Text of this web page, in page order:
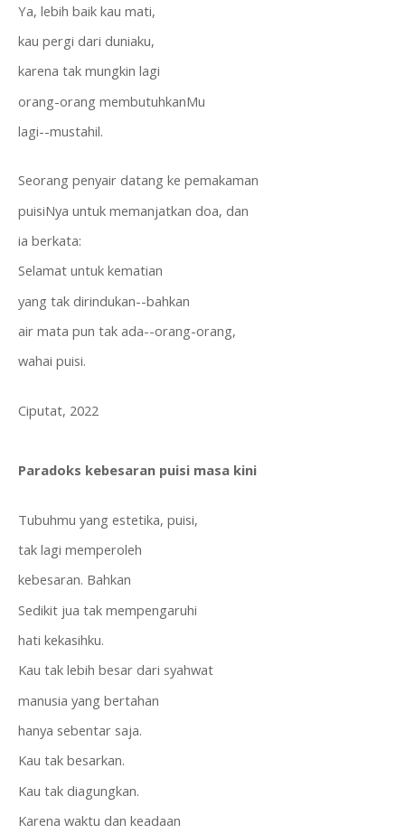
Ya, lebih baik kau mati,
kau pergi dari duniaku,
karena tak mungkin lagi
orang-orang membutuhkanMu
lagi--mustahil.
Seorang penyair datang ke pemakaman
puisiNya untuk memanjatkan doa, dan
ia berkata:
Selamat untuk kematian
yang tak dirindukan--bahkan
air mata pun tak ada--orang-orang,
wahai puisi.
Ciputat, 2022
Paradoks kebesaran puisi masa kini
Tubuhmu yang estetika, puisi,
tak lagi memperoleh
kebesaran. Bahkan
Sedikit jua tak mempengaruhi
hati kekasihku.
Kau tak lebih besar dari syahwat
manusia yang bertahan
hanya sebentar saja.
Kau tak besarkan.
Kau tak diagungkan.
Karena waktu dan keadaan